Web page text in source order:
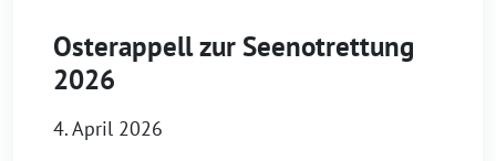
Osterappell zur Seenotrettung
2026
4. April 2026